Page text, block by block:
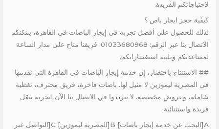
لاحتياجاتكم الفريدة.
كيفية حجز ايجار باص ؟
لذلك للحصول على أفضل تجربة في إيجار الباصات في القاهرة، يمكنكم
الاتصال بنا عبر الرقم: 01033680968. فريقنا متاح على مدار الساعة
لمساعدتكم وتلبية استفساراتكم.
## الاستنتاج باختصار، إن خدمة إيجار الباصات في القاهرة التي نقدمها
في المصرية ليموزين لا مثيل لها. باصات فاخرة، فريق محترف، تغطية
شاملة، وعروض مخصصة. لا تترددوا في الاتصال بنا الآن لتجربة تنقل
فريدة واستثنائية.
A[البحث عن خدمة إيجار باصات] B[المصرية ليموزين] C[التواصل عبر